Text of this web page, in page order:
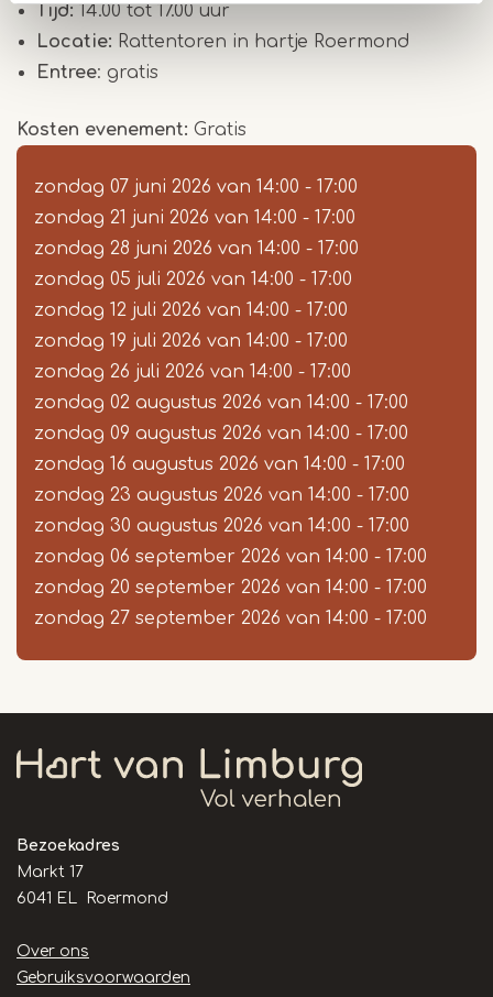
Tijd: 14.00 tot 17.00 uur
Locatie: Rattentoren in hartje Roermond
Entree: gratis
Kosten evenement Gratis
zondag 07 juni 2026 van 14:00 - 17:00
zondag 21 juni 2026 van 14:00 - 17:00
zondag 28 juni 2026 van 14:00 - 17:00
zondag 05 juli 2026 van 14:00 - 17:00
zondag 12 juli 2026 van 14:00 - 17:00
zondag 19 juli 2026 van 14:00 - 17:00
zondag 26 juli 2026 van 14:00 - 17:00
zondag 02 augustus 2026 van 14:00 - 17:00
zondag 09 augustus 2026 van 14:00 - 17:00
zondag 16 augustus 2026 van 14:00 - 17:00
zondag 23 augustus 2026 van 14:00 - 17:00
zondag 30 augustus 2026 van 14:00 - 17:00
zondag 06 september 2026 van 14:00 - 17:00
zondag 20 september 2026 van 14:00 - 17:00
zondag 27 september 2026 van 14:00 - 17:00
Bezoekadres
Markt 17
6041 EL Roermond
Handige
links
Over ons
Gebruiksvoorwaarden